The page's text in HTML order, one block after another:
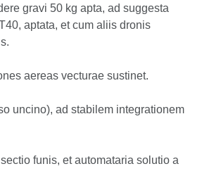
gravi 50 kg apta, ad suggesta
aptata, et cum aliis dronis
aereas vecturae sustinet.
uncino), ad stabilem integrationem
funis, et automataria solutio a